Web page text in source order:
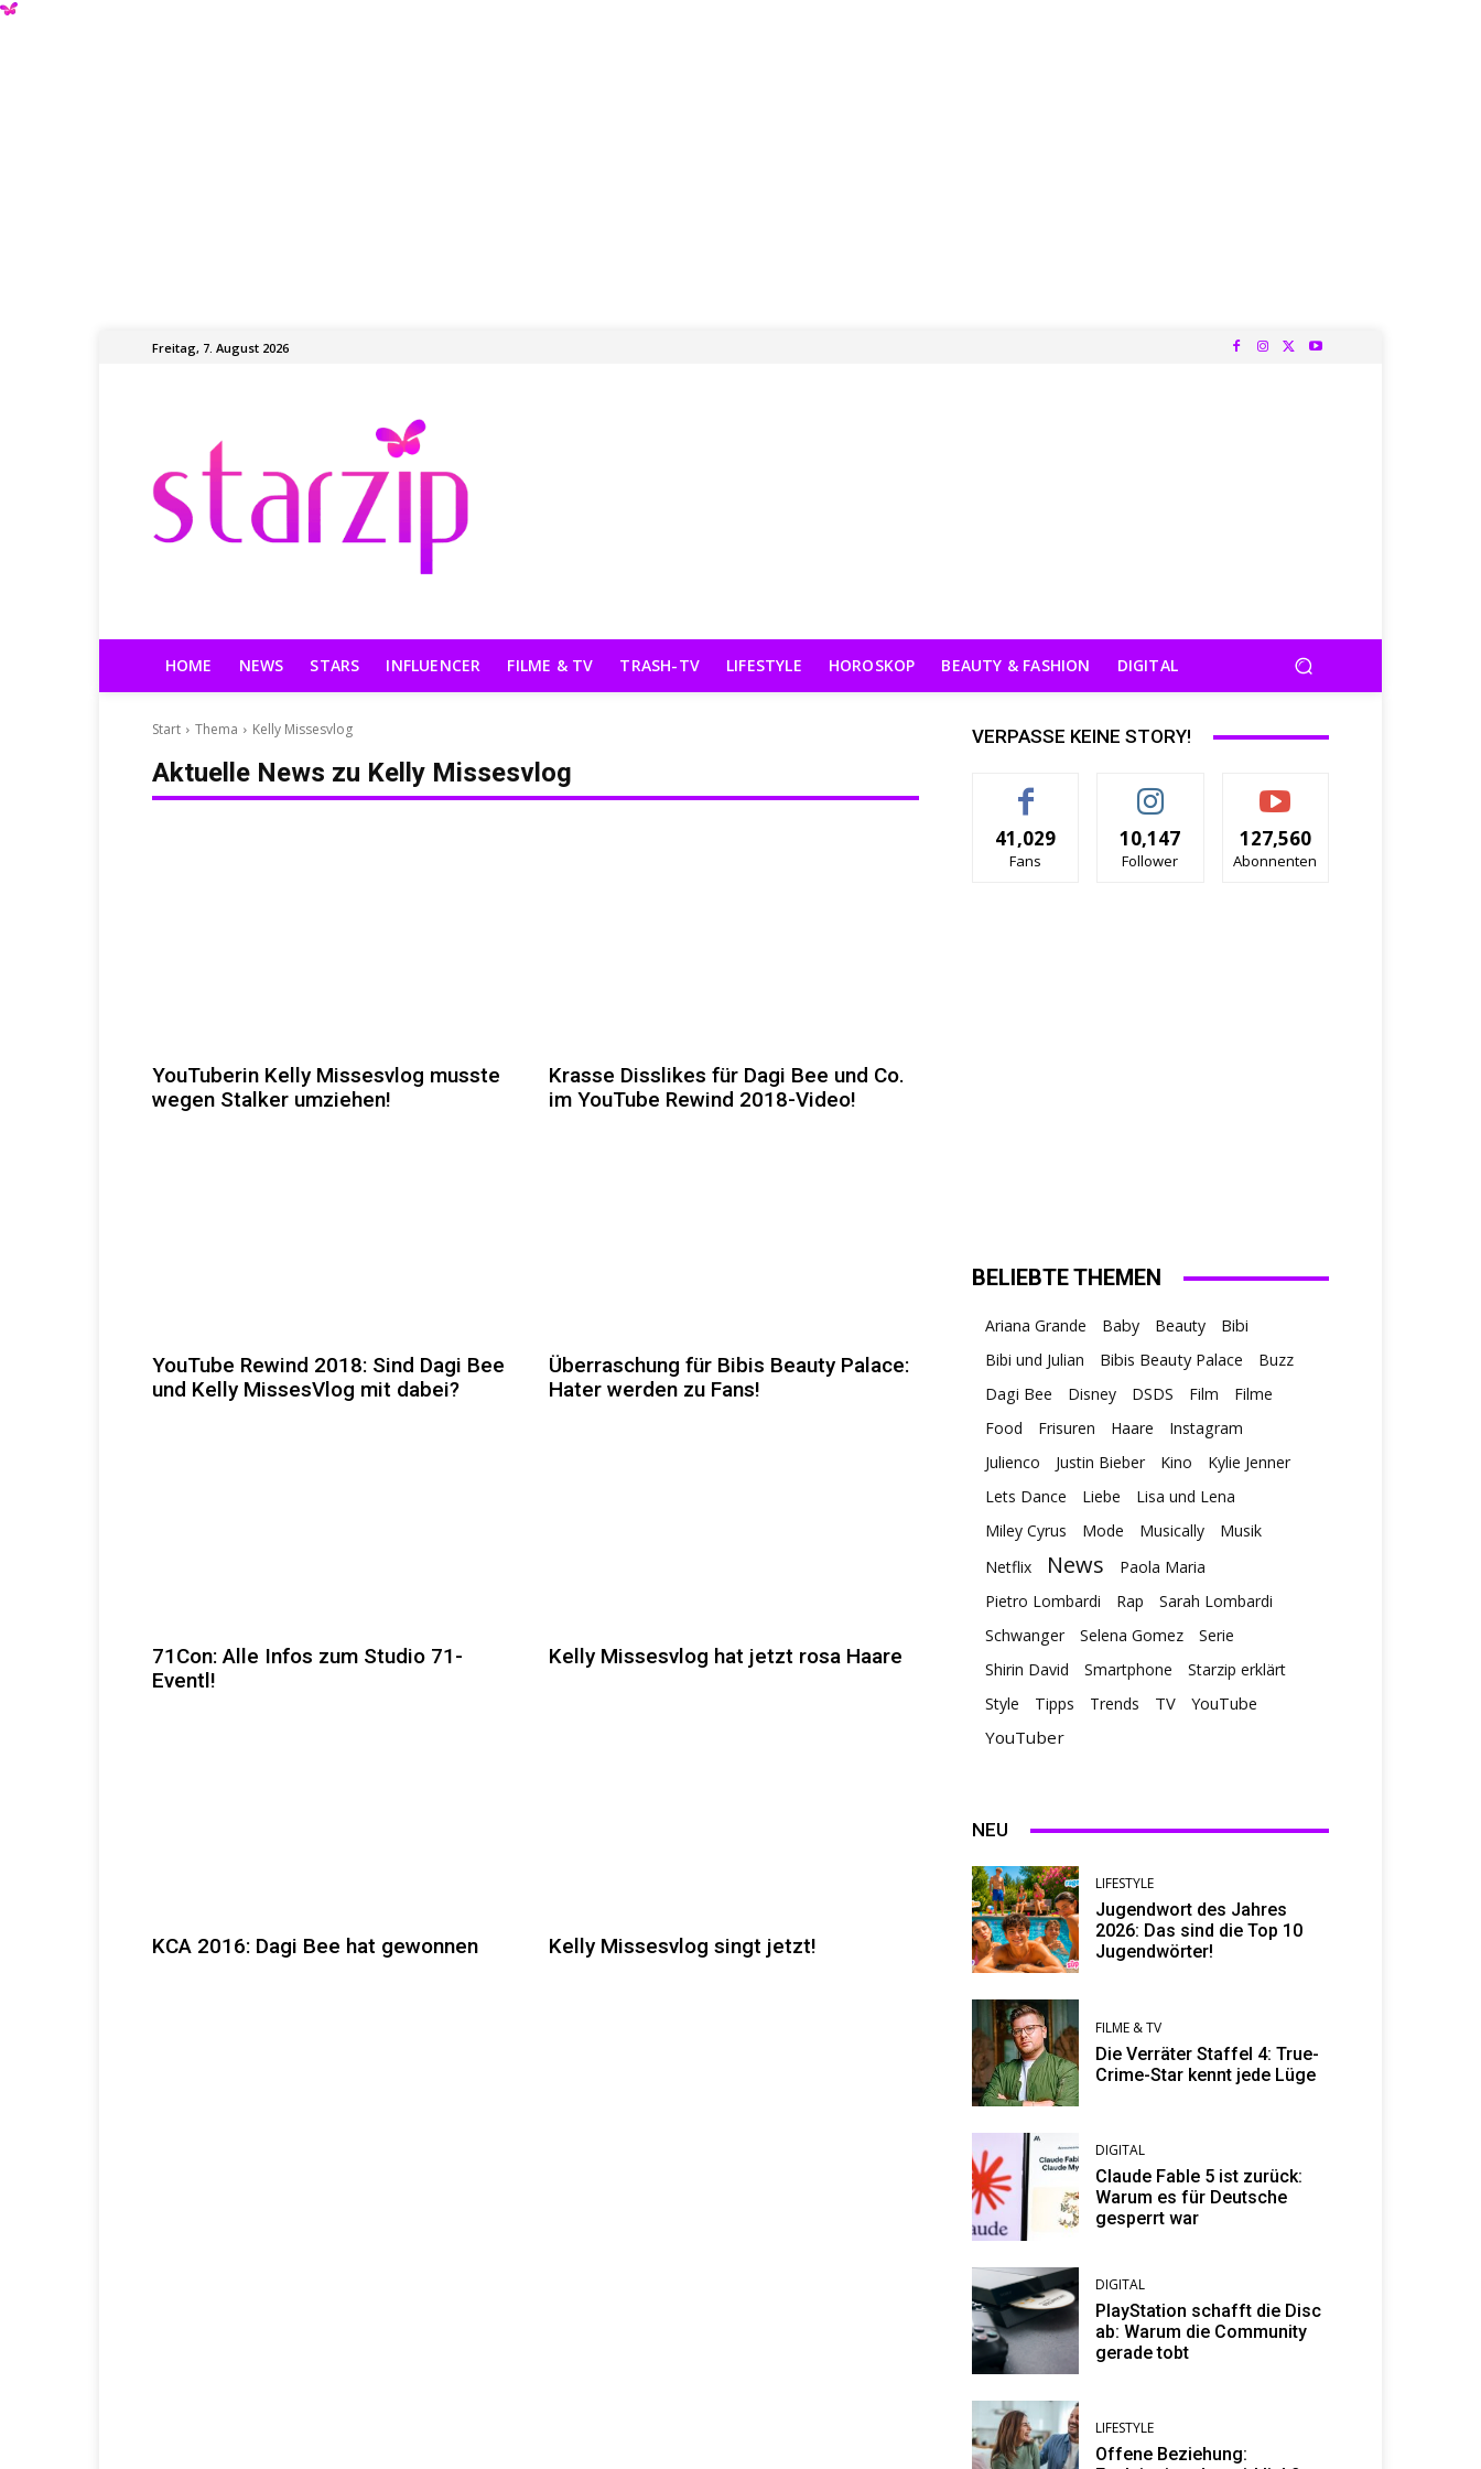
Freitag, 7. August 2026
HOME NEWS STARS INFLUENCER FILME & TV TRASH-TV LIFESTYLE HOROSKOP BEAUTY & FASHION DIGITAL
Start Thema Kelly Missesvlog
Aktuelle News zu Kelly Missesvlog
YouTuberin Kelly Missesvlog musste
wegen Stalker umziehen!
Krasse Disslikes für Dagi Bee und Co.
im YouTube Rewind 2018-Video!
YouTube Rewind 2018: Sind Dagi Bee
und Kelly MissesVlog mit dabei?
Überraschung für Bibis Beauty Palace:
Hater werden zu Fans!
71Con: Alle Infos zum Studio 71-
Eventl!
Kelly Missesvlog hat jetzt rosa Haare
KCA 2016: Dagi Bee hat gewonnen Kelly Missesvlog singt jetzt!
VERPASSE KEINE STORY!
41,029
Fans
10,147
Follower
127,560
Abonnenten
BELIEBTE THEMEN
Ariana Grande Baby Beauty
Bibi
Bibi und Julian
Bibis Beauty Palace
Buzz
Dagi Bee
Disney DSDS Film
Filme
Food
Frisuren Haare
Instagram
Julienco
Justin Bieber Kino
Kylie Jenner
Lets Dance
Liebe
Lisa und Lena
Miley Cyrus
Mode Musically
Musik
Netflix
News
Paola Maria
Pietro Lombardi
Rap
Sarah Lombardi
Schwanger
Selena Gomez
Serie
Shirin David
Smartphone
Starzip erklärt
Style
Tipps Trends TV YouTube
YouTuber
NEU
LIFESTYLE
Jugendwort des Jahres
2026: Das sind die Top 10
Jugendwörter!
FILME & TV
Die Verräter Staffel 4: True-
Crime-Star kennt jede Lüge
DIGITAL
Claude Fable 5 ist zurück:
Warum es für Deutsche
gesperrt war
DIGITAL
PlayStation schafft die Disc
ab: Warum die Community
gerade tobt
LIFESTYLE
Offene Beziehung: